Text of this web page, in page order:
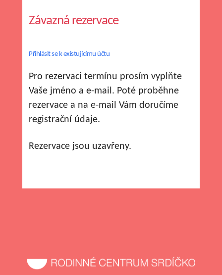
Závazná rezervace
Přihlásit se k existujícímu účtu
Pro rezervaci termínu prosím vyplňte
Vaše jméno a e-mail. Poté proběhne
rezervace a na e-mail Vám doručíme
registrační údaje.
Rezervace jsou uzavřeny.